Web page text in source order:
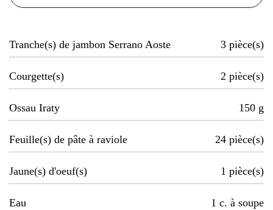
Tranche(s) de jambon Serrano Aoste 3 pièce(s)
Courgette(s) 2 pièce(s)
Ossau Iraty 150 g
Feuille(s) de pâte à raviole 24 pièce(s)
Jaune(s) d'oeuf(s) 1 pièce(s)
Eau 1 c. à soupe